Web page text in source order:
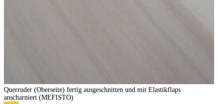
Querruder (Oberseite) fertig ausgeschnitten und mit Elastikflaps
anscharniert (MEFISTO)